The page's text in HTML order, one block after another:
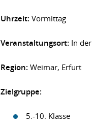
Uhrzeit: Vormittag
Veranstaltungsort: In
Region: Weimar, Erfurt
Zielgruppe:
5.-10. Klasse